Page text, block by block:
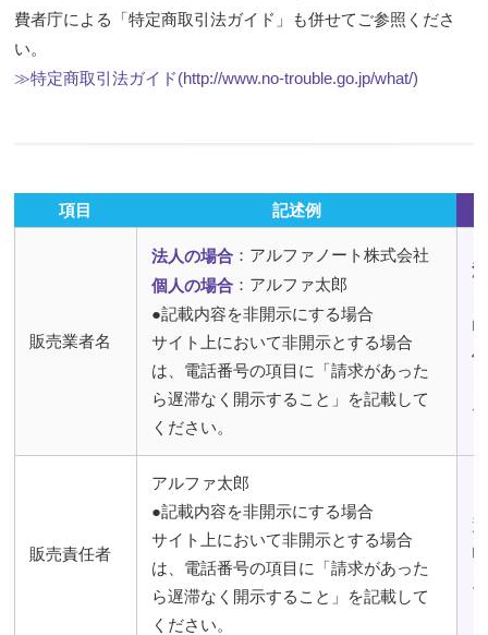
費者庁による「特定商取引法ガイド」も併せてご参照くださ
い。
≫特定商取引法ガイド(http://www.no-trouble.go.jp/what/)
項目 記述例
販売業者名
法人の場合 ：アルファノート株式会社
個人の場合 ：アルファ太郎
●記載内容を非開示にする場合
サイト上において非開示とする場合
は、電話番号の項目に「請求があった
ら遅滞なく開示すること」を記載して
ください。
販売責任者
アルファ太郎
●記載内容を非開示にする場合
サイト上において非開示とする場合
は、電話番号の項目に「請求があった
ら遅滞なく開示すること」を記載して
ください。